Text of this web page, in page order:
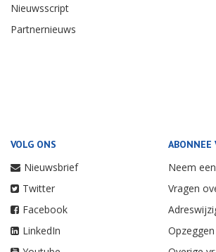
Nieuwsscript
Partnernieuws
VOLG ONS
Nieuwsbrief
Twitter
Facebook
LinkedIn
ABONNEE
Neem
Vragen
Opzeggen